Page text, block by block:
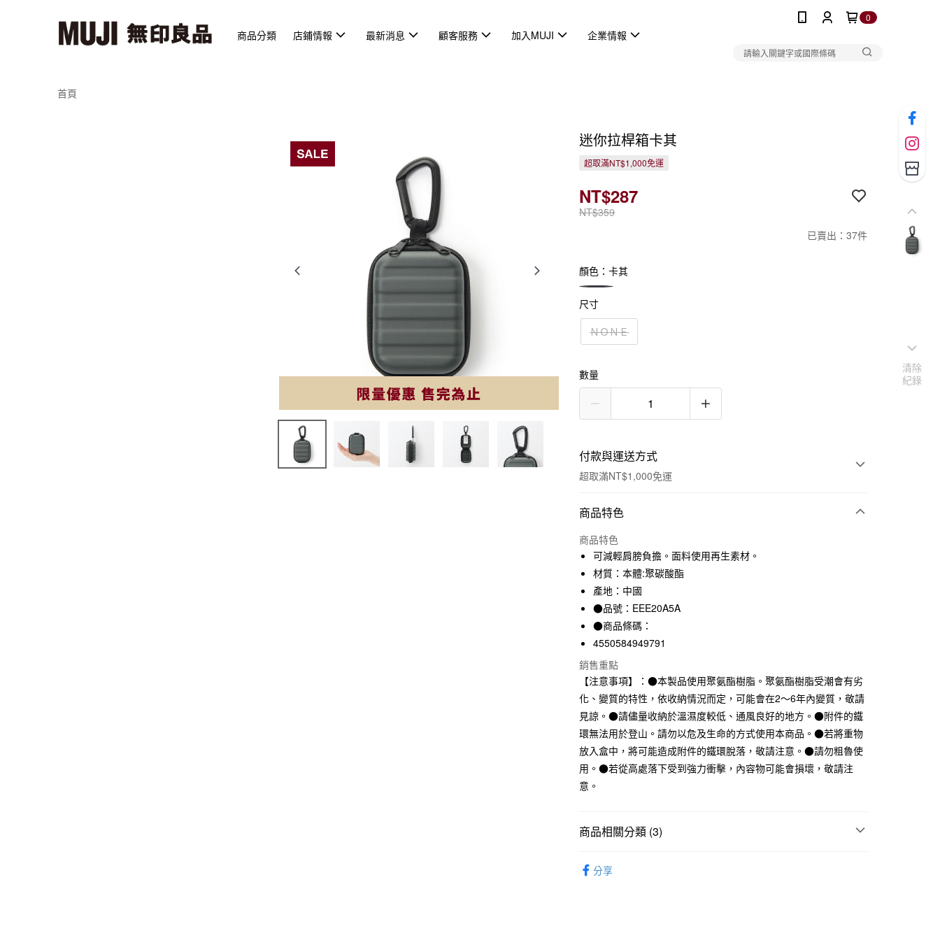
0
商品分類 店鋪情報 最新消息 顧客服務 加入MUJI 企業情報
首頁
迷你拉桿箱卡其
超取滿NT$1,000免運
NT$359
NT$287
已賣出：37件
顏色：卡其
尺寸
ＮＯＮＥ
數量
付款與運送方式
超取滿NT$1,000免運
付款方式
信用卡一次付款
信用卡分期付款
3 期 0 利率 每期
合作金庫商業銀行
華南商業銀行
上海商業儲蓄銀行
臺灣中小企業銀行
匯豐（台灣）商業銀行
華泰商業銀行
聯邦商業銀行
遠東國際商業銀行
元大商業銀行
永豐商業銀行
台新國際商業銀行
中國信託商業銀行
台灣樂天信用卡公司
超商取貨付款
LINE Pay
Apple Pay
街口支付
悠遊付
運送方式
全家取貨付款
付款後全家取貨
7-11取貨付款
商品特色
商品特色
可減輕肩膀負擔。面料使用再生素材。
材質：本體:聚碳酸酯
產地：中國
●品號：EEE20A5A
●商品條碼：
4550584949791
銷售重點
【注意事項】：●本製品使用聚氨酯樹脂。聚氨酯樹脂受潮會有劣
化、變質的特性，依收納情況而定，可能會在2～6年內變質，敬請
見諒。●請儘量收納於溫濕度較低、通風良好的地方。●附件的鐵
環無法用於登山。請勿以危及生命的方式使用本商品。●若將重物
放入盒中，將可能造成附件的鐵環脫落，敬請注意。●請勿粗魯使
用。●若從高處落下受到強力衝擊，內容物可能會損壞，敬請注
意。
商品相關分類 (3)
分享
清除
紀錄